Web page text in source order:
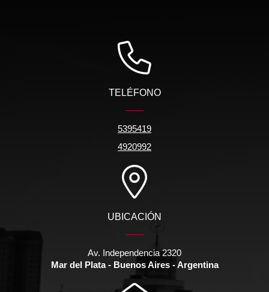
TELÉFONO
5395419
4920992
UBICACIÓN
Av. Independencia 2320
Mar del Plata - Buenos Aires - Argentina